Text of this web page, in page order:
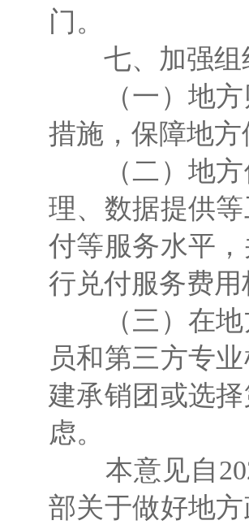
门。
七、加强
（一）地方财
措施，保障地
（二）地方债
理、数据提供
付等服务水平
行兑付服务费
（三）在地方
员和第三方专
建承销团或选
虑。
本意见自
部关于做好地